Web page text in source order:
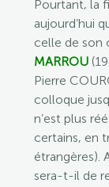
Pourtant, la
aujourd’hui
celle de son
MARROU
Pierre
colloque
n’est plus
certains, en
étrangères).
sera-t-il de